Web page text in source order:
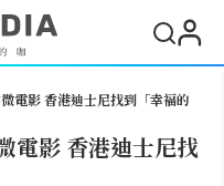
電影 香港迪士尼找到「幸福的
電影 香港迪士尼找